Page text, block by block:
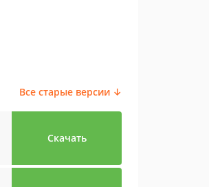
Все старые версии ↓
Скачать